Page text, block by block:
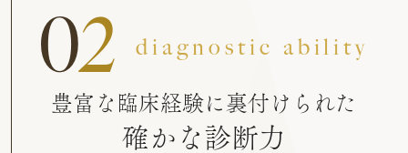
02 diagnostic ability
豊富な臨床経験に裏付けられた
確かな診断力